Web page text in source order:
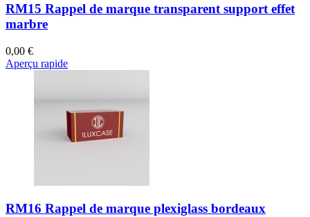
RM15 Rappel de marque transparent support effet
marbre
0,00 €
Aperçu rapide
RM16 Rappel de marque plexiglass bordeaux